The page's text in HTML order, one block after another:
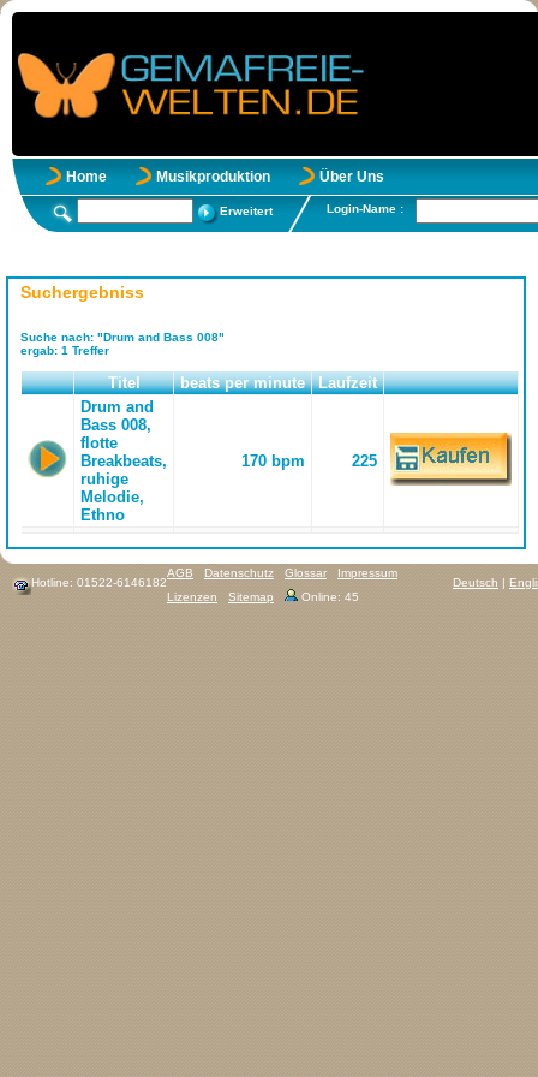
Home Musikproduktion Über Uns
Erweitert Login-Name :
Suchergebniss
Suche nach: "Drum and Bass 008"
ergab: 1 Treffer
Titel beats per minute
Laufzeit
Drum and
Bass 008,
flotte
Breakbeats,
ruhige
Melodie,
Ethno
170 bpm 225
Hotline: 01522-6146182 Deutsch |
AGB Datenschutz Glossar
Impressum
Lizenzen
Sitemap Online: 45